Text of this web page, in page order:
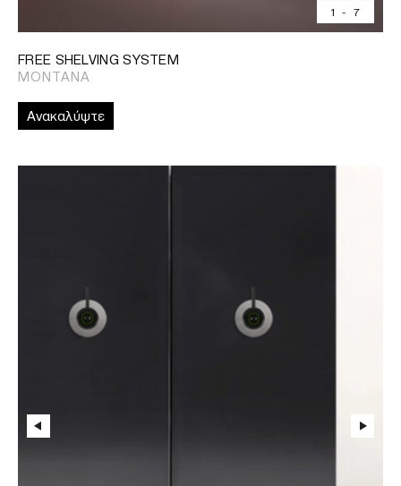
1 - 7
FREE SHELVING SYSTEM
MONTANA
Ανακαλύψτε